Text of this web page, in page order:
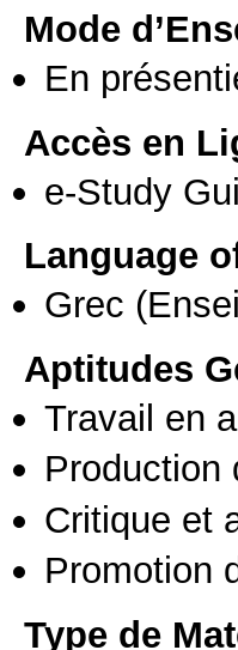
Mode
En
Accès en
e-Study
Language
Grec
Aptitudes
Travail en
Production
Critique et
Promotion
Type de